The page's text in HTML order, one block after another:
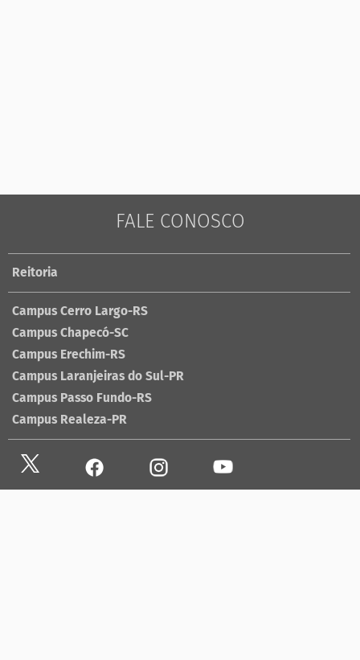
FALE CONOSCO
Reitoria
Campus Cerro Largo-RS
Campus Chapecó-SC
Campus Erechim-RS
Campus Laranjeiras do Sul-PR
Campus Passo Fundo-RS
Campus Realeza-PR